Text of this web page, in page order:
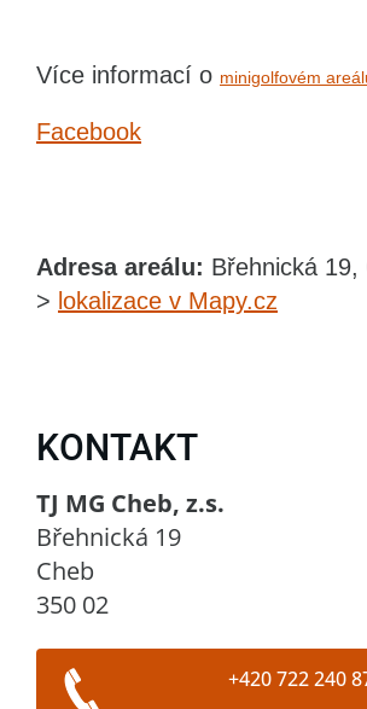
Více informací o minigolfovém
Facebook
Adresa areálu: Břehnická 19,
> lokalizace v Mapy.cz
KONTAKT
TJ MG Cheb, z.s.
Břehnická 19
Cheb
350 02
+420 722 240